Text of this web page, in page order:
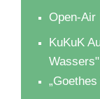
Open-Air
KuKuK
Wassers"